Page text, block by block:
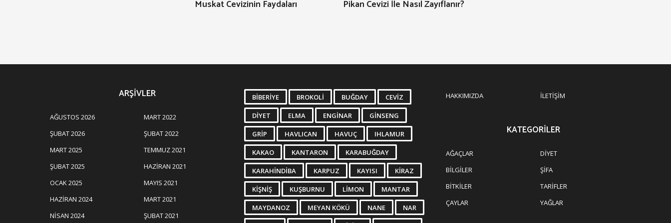
Muskat Cevizinin Faydaları Pikan Cevizi İle Nasıl Zayıflanır?
ARŞIVLER
AĞUSTOS 2026
ŞUBAT 2026
MART 2025
ŞUBAT 2025
OCAK 2025
HAZIRAN 2024
NISAN 2024
MART 2022
ŞUBAT 2022
TEMMUZ 2021
HAZIRAN 2021
MAYIS 2021
MART 2021
ŞUBAT 2021
BIBERIYE BROKOLI BUĞDAY CEVIZ
DIYET ELMA ENGINAR GINSENG
GRIP HAVLICAN HAVUÇ IHLAMUR
KAKAO KANTARON KARABUĞDAY
KARAHINDIBA KARPUZ KAYISI KIRAZ
KIŞNIŞ KUŞBURNU LIMON MANTAR
MAYDANOZ MEYAN KÖKÜ NANE NAR
HAKKIMIZDA İLETIŞIM
KATEGORILER
AĞAÇLAR
BILGILER
BITKILER
ÇAYLAR
DIYET
ŞIFA
TARIFLER
YAĞLAR